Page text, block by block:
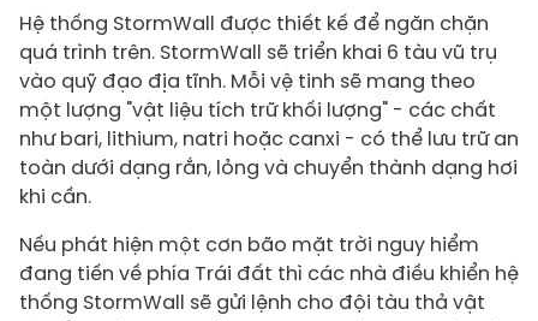
Hệ thống StormWall được thiết kế để ngăn chặn
quá trình trên. StormWall sẽ triển khai 6 tàu vũ trụ
vào quỹ đạo địa tĩnh. Mỗi vệ tinh sẽ mang theo
một lượng "vật liệu tích trữ khối lượng" - các chất
như bari, lithium, natri hoặc canxi - có thể lưu trữ an
toàn dưới dạng rắn, lỏng và chuyển thành dạng hơi
khi cần.
Nếu phát hiện một cơn bão mặt trời nguy hiểm
đang tiến về phía Trái đất thì các nhà điều khiển hệ
thống StormWall sẽ gửi lệnh cho đội tàu thả vật